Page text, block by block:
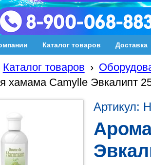
Каталог товаров Доставка
Каталог товаров ›
хамама Camylle Эвкалипт
Артикул: